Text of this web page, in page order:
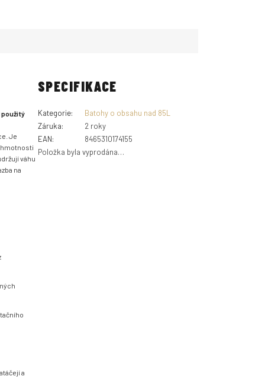
použitý
Je
hmotnosti
váhu
na
a
SPECIFIKACE
Kategorie:
Batohy o obsahu nad 85L
Záruka:
2 roky
EAN:
8465310174155
Položka byla vyprodána…